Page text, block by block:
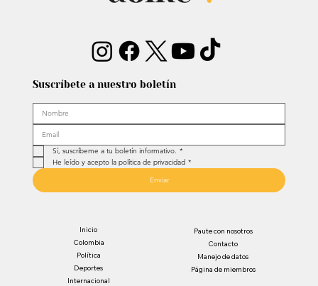
Suscríbete a nuestro boletín
Sí, suscríbeme a tu boletín informativo. *
He leído y acepto la política de privacidad *
Enviar
Inicio
Colombia
Política
Deportes
Internacional
Paute con nosotros
Contacto
Manejo de datos
Página de miembros